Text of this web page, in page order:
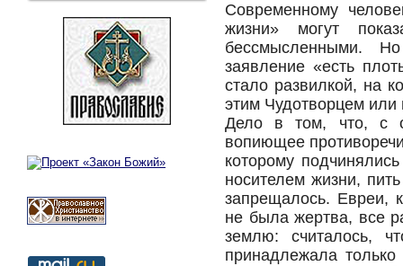
Современному
жизни» могут
бессмысленными.
заявление «есть
стало развилкой, на
этим Чудотворцем или
Дело в том, что, с
вопиющее
которому
носителем жизни,
запрещалось. Евреи,
не была жертва, все
землю: считалось,
принадлежала